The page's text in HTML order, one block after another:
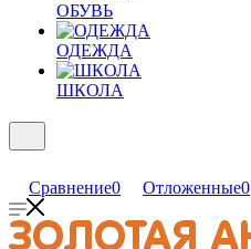
ОБУВЬ
ОДЕЖДА
ШКОЛА
Сравнение0 Отложенные0